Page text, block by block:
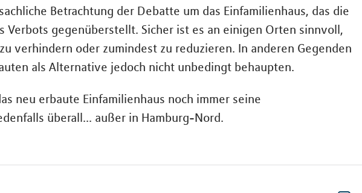
Betrachtung der Debatte um das Einfamilienhaus, das die
Verbots gegenüberstellt. Sicher ist es an einigen Orten sinnvoll,
verhindern oder zumindest zu reduzieren. In anderen Gegenden
als Alternative jedoch nicht unbedingt behaupten.
neu erbaute Einfamilienhaus noch immer seine
überall... außer in Hamburg-Nord.